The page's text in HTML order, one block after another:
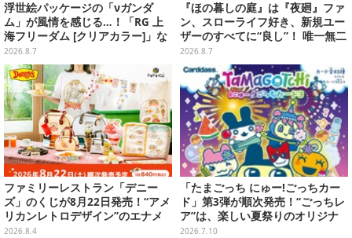
浮世絵パッケージの「νガンダ
ム」が風情を感じる…！「RG 上
海フリーダム [クリアカラー]」な
どガンプラ2商品が8月順次発売
2026.8.7
『ほの暮しの庭』は『夜廻』ファ
ン、スローライフ好き、新規ユー
ザーのすべてに“良し”！ 唯一無二
の「不穏生活シム」恐怖も暮らし
もお好み次第【プレイレポ】
2026.8.7
ファミリーレストラン「デニー
ズ」のくじが8月22日発売！“アメ
リカンレトロデザイン”のエナメ
ルバッグやTシャツなど、日常使
2026.8.4
「たまごっち にゅー!ごっちカー
ド」第3弾が順次発売！“ごっちレ
ア”は、楽しい夏祭りのオリジナ
ルアートに
2026.7.10